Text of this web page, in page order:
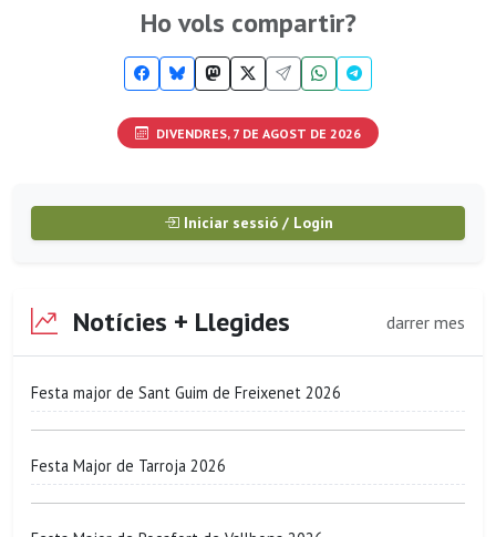
Ho vols compartir?
DIVENDRES, 7 DE AGOST DE 2026
Iniciar sessió / Login
Notícies + Llegides darrer mes
Festa major de Sant Guim de Freixenet 2026
Festa Major de Tarroja 2026